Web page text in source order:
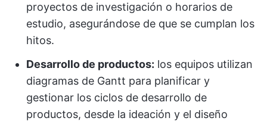
proyectos de investigación o horarios de
estudio, asegurándose de que se cumplan los
hitos.
Desarrollo de productos: los equipos utilizan
diagramas de Gantt para planificar y
gestionar los ciclos de desarrollo de
productos, desde la ideación y el diseño